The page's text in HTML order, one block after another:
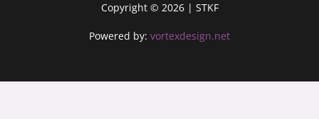
Copyright © 2026 | STKF
Powered by: vortexdesign.net